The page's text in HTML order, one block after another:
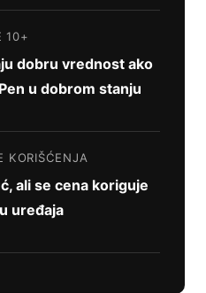
10+
dobru vrednost ako
u dobrom stanju
KORIŠĆENJA
ali se cena koriguje
uređaja